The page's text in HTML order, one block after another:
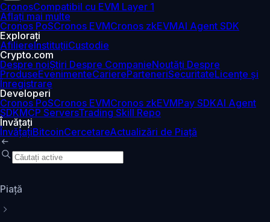
CronosCompatibil cu EVM Layer 1
Aflați mai multe
Cronos PoSCronos EVMCronos zkEVMAI Agent SDK
Explorați
AfiliereInstituțiiCustodie
Crypto.com
Despre noiȘtiri Despre CompanieNoutăți Despre
ProduseEvenimenteCariereParteneriSecuritateLicențe și
Înregistrare
Developeri
Cronos PoSCronos EVMCronos zkEVMPay SDKAI Agent
SDKMCP ServersTrading Skill Repo
Învățați
ÎnvățațiBitcoinCercetareActualizări de Piață
Piaţă